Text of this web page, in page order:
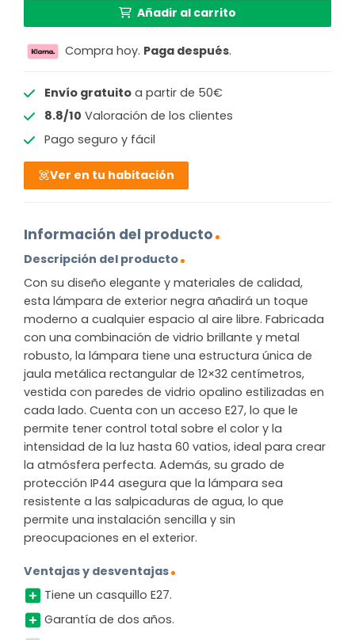
Añadir al carrito
Compra hoy. Paga después.
Envío gratuitoa partir de 50€
8.8/10 Valoración de los clientes
Pago seguro y fácil
Ver en tu habitación
Información del producto
Descripción del producto
Con su diseño elegante y materiales de calidad,
esta lámpara de exterior negra añadirá un toque
moderno a cualquier espacio al aire libre. Fabricada
con una combinación de vidrio brillante y metal
robusto, la lámpara tiene una estructura única de
jaula metálica rectangular de 12×32 centímetros,
vestida con paredes de vidrio opalino estilizadas en
cada lado. Cuenta con un acceso E27, lo que le
permite tener control total sobre el color y la
intensidad de la luz hasta 60 vatios, ideal para crear
la atmósfera perfecta. Además, su grado de
protección IP44 asegura que la lámpara sea
resistente a las salpicaduras de agua, lo que
permite una instalación sencilla y sin
preocupaciones en el exterior.
Ventajas y desventajas
Tiene un casquillo E27.
Garantía de dos años.